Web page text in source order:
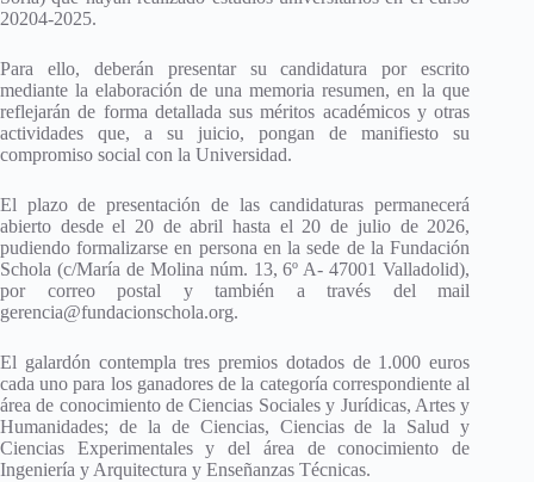
20204-2025.
Para ello, deberán presentar su candidatura por escrito
mediante la elaboración de una memoria resumen, en la que
reflejarán de forma detallada sus méritos académicos y otras
actividades que, a su juicio, pongan de manifiesto su
compromiso social con la Universidad.
El plazo de presentación de las candidaturas permanecerá
abierto desde el 20 de abril hasta el 20 de julio de 2026,
pudiendo formalizarse en persona en la sede de la Fundación
Schola (c/María de Molina núm. 13, 6º A- 47001 Valladolid),
por correo postal y también a través del mail
gerencia@fundacionschola.org.
El galardón contempla tres premios dotados de 1.000 euros
cada uno para los ganadores de la categoría correspondiente al
área de conocimiento de Ciencias Sociales y Jurídicas, Artes y
Humanidades; de la de Ciencias, Ciencias de la Salud y
Ciencias Experimentales y del área de conocimiento de
Ingeniería y Arquitectura y Enseñanzas Técnicas.